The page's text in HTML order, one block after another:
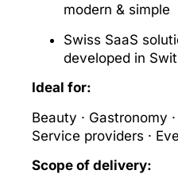
modern & simple
Swiss SaaS
developed in
Ideal for:
Beauty · Gastronomy
Service providers ·
Scope of delivery: